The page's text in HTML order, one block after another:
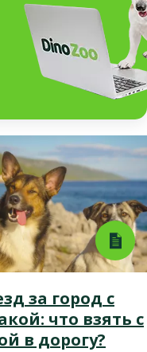
за город с
что взять с
в дорогу?